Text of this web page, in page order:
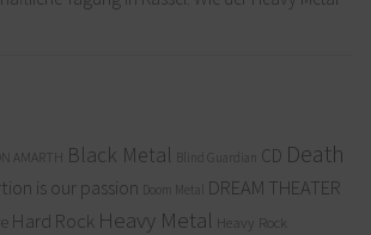
AMARTH Black Metal Blind Guardian CD Death
is our passion Doom Metal DREAM THEATER
Hard Rock Heavy Metal Heavy Rock